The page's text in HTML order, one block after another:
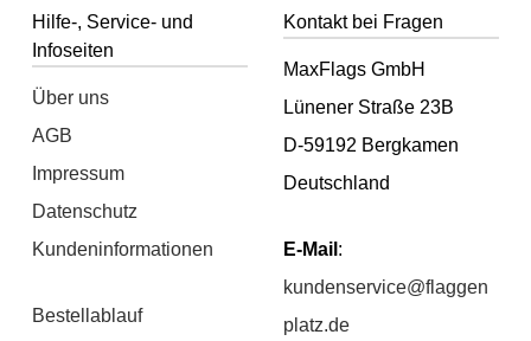
Hilfe-, Service- und
Infoseiten
Über uns
AGB
Impressum
Datenschutz
Kundeninformationen
Bestellablauf
Kontakt bei Fragen
MaxFlags GmbH
Lünener Straße 23B
D-59192 Bergkamen
Deutschland
E-Mail :
kundenservice@flaggen
platz.de